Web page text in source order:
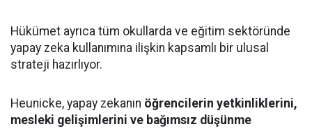
Hükümet ayrıca tüm okullarda ve eğitim sektöründe
yapay zeka kullanımına ilişkin kapsamlı bir ulusal
strateji hazırlıyor.
Heunicke, yapay zekanın öğrencilerin yetkinliklerini,
mesleki gelişimlerini ve bağımsız düşünme